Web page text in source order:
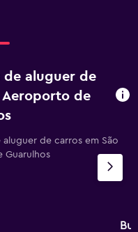
de aluguer de
Aeroporto de
de carros em São
Guarulhos